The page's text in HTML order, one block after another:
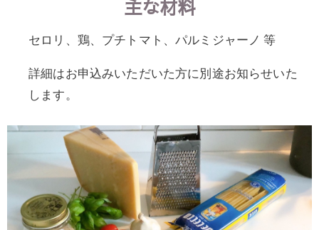
主な材料
セロリ、鶏、プチトマト、パルミジャーノ 等
詳細はお申込みいただいた方に別途お知らせいた
します。